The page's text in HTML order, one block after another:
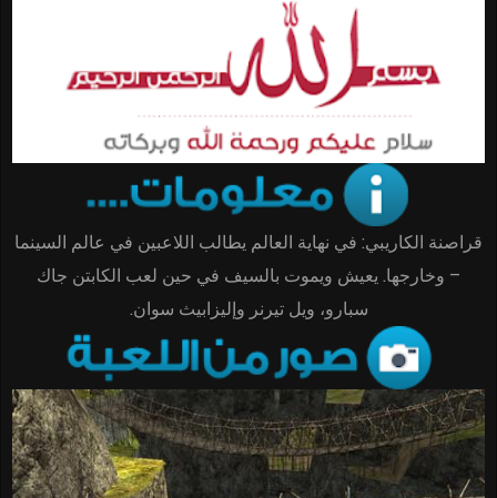
قراصنة الكاريبي: في نهاية العالم يطالب اللاعبين في عالم السينما
– وخارجها. يعيش ويموت بالسيف في حين لعب الكابتن جاك
سبارو، ويل تيرنر وإليزابيث سوان.